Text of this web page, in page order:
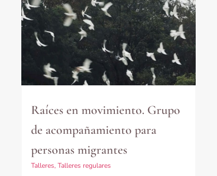
Raíces en movimiento. Grupo
de acompañamiento para
personas migrantes
Talleres, Talleres regulares